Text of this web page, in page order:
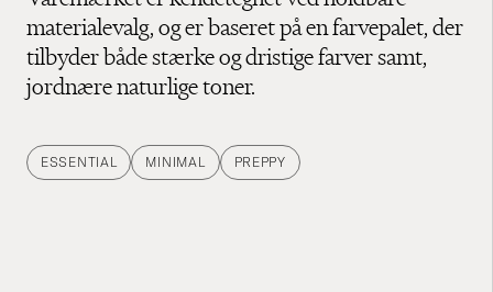
materialevalg, og er baseret på en farvepalet, der
tilbyder både stærke og dristige farver samt,
jordnære naturlige toner.
ESSENTIAL MINIMAL PREPPY